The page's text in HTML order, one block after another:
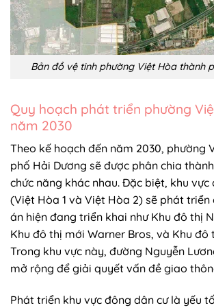
Bản đồ vệ tinh phường Việt Hòa thành
Quy hoạch phát triển phường
năm 2030
Theo kế hoạch đến năm 2030, phường
phố Hải Dương sẽ được phân chia
chức năng khác nhau. Đặc biệt, khu vực
(Việt Hòa 1 và Việt Hòa 2) sẽ phát triển
án hiện đang triển khai như Khu đô thị
Khu đô thị mới Warner Bros, và Khu đô
Trong khu vực này, đường Nguyễn
mở rộng để giải quyết vấn đề giao
Phát triển khu vực đông dân cư là yếu